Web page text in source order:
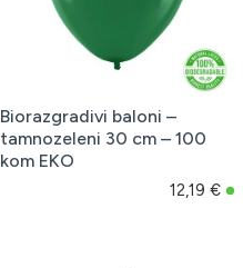
Biorazgradivi baloni –
tamnozeleni 30 cm – 100
kom EKO
12,19 €